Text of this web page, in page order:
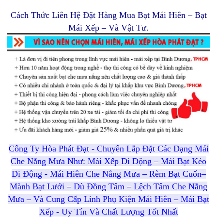
Cách Thức Liên Hệ Đặt Hàng Mua Bạt Mái Hiên – Bạt
Mái Xếp – Và Vật Tư.
Công Ty Hòa Phát Đạt - Chuyên Lắp Đặt Các Dạng Mái
Che Nắng Mưa Như: Mái Xếp Di Động – Mái Bạt Kéo
Di Động - Mái Hiên Che Nắng Mưa – Rèm Bạt Cuốn–
Mành Bạt Lưới – Dù Đồng Tâm – Lệch Tâm Che Nắng
Mưa – Và Cung Cấp Linh Phụ Kiện Mái Hiên – Mái Bạt
Xếp - Uy Tín Và Chất Lượng Tốt Nhất